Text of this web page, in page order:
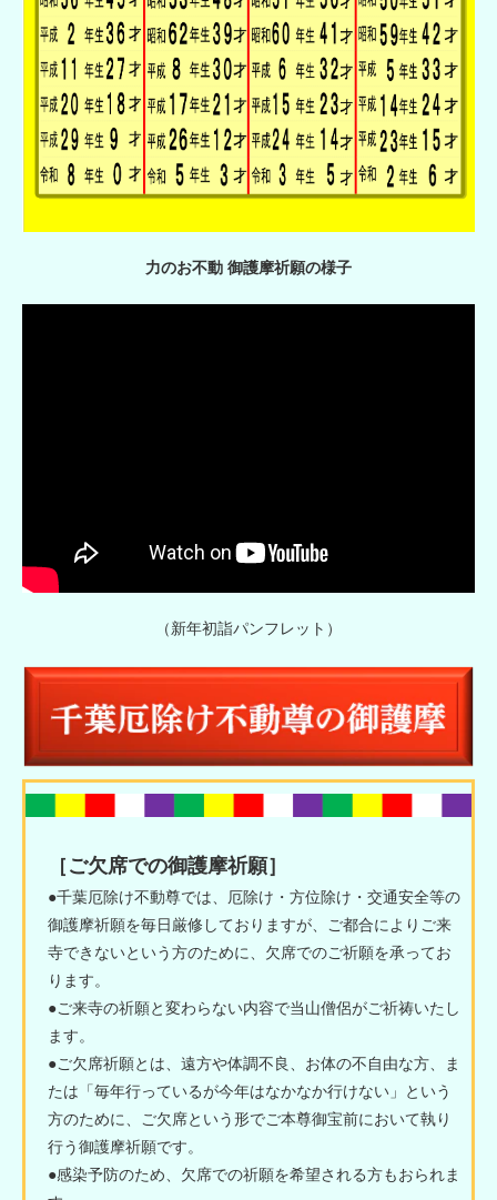
力のお不動 御護摩祈願の様子
（新年初詣パンフレット）
［ご欠席での御護摩祈願］
●千葉厄除け不動尊では、厄除け・方位除け・交通安全等の
御護摩祈願を毎日厳修しておりますが、ご都合によりご来
寺できないという方のために、欠席でのご祈願を承ってお
ります。
●ご来寺の祈願と変わらない内容で当山僧侶がご祈祷いたし
ます。
●ご欠席祈願とは、遠方や体調不良、お体の不自由な方、ま
たは「毎年行っているが今年はなかなか行けない」という
方のために、ご欠席という形でご本尊御宝前において執り
行う御護摩祈願です。
●感染予防のため、欠席での祈願を希望される方もおられま